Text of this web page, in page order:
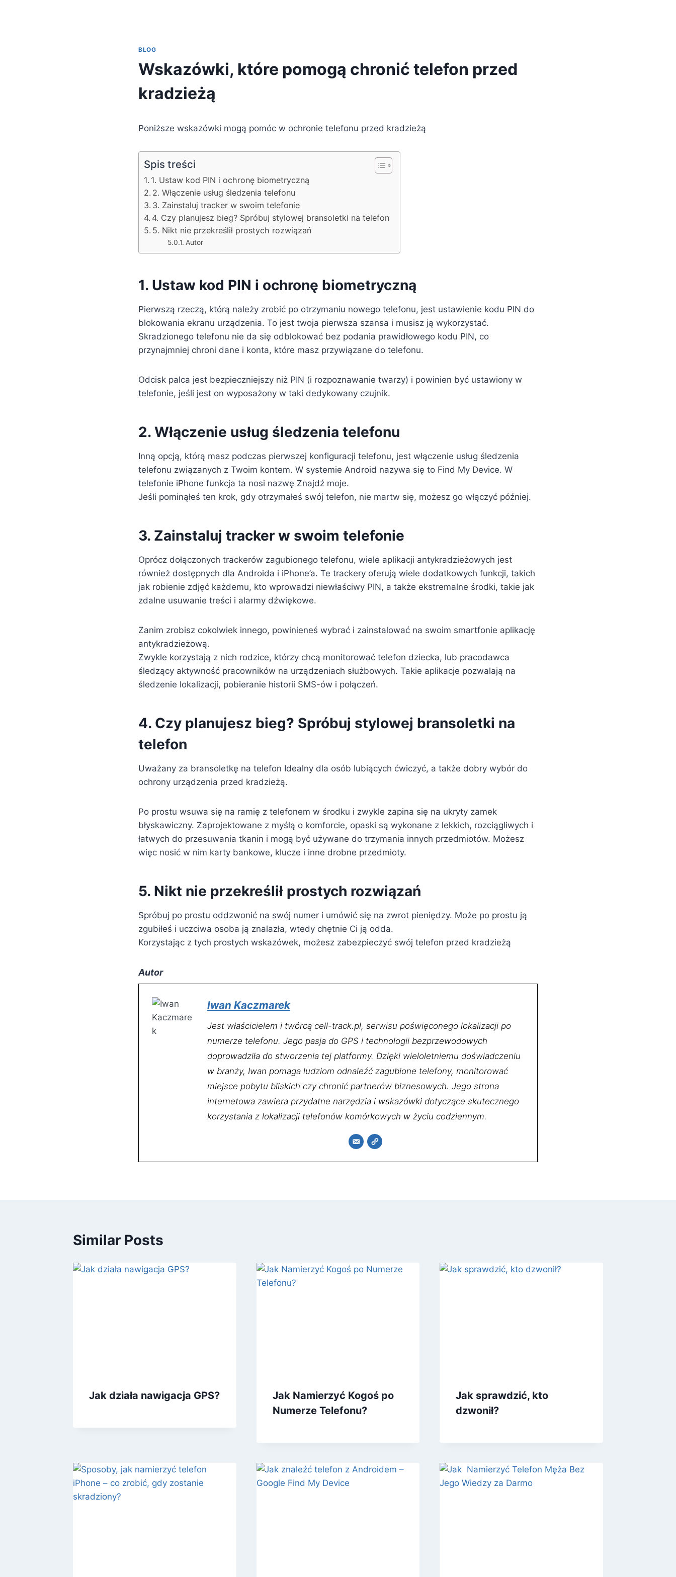
BLOG
Wskazówki, które pomogą chronić telefon przed
kradzieżą
Poniższe wskazówki mogą pomóc w ochronie telefonu przed kradzieżą
Spis treści
1. Ustaw kod PIN i ochronę biometryczną
2. Włączenie usług śledzenia telefonu
3. Zainstaluj tracker w swoim telefonie
4. Czy planujesz bieg? Spróbuj stylowej bransoletki na telefon
5. Nikt nie przekreślił prostych rozwiązań
Autor
1. Ustaw kod PIN i ochronę biometryczną
Pierwszą rzeczą, którą należy zrobić po otrzymaniu nowego telefonu, jest ustawienie kodu PIN do
blokowania ekranu urządzenia. To jest twoja pierwsza szansa i musisz ją wykorzystać.
Skradzionego telefonu nie da się odblokować bez podania prawidłowego kodu PIN, co
przynajmniej chroni dane i konta, które masz przywiązane do telefonu.
Odcisk palca jest bezpieczniejszy niż PIN (i rozpoznawanie twarzy) i powinien być ustawiony w
telefonie, jeśli jest on wyposażony w taki dedykowany czujnik.
2. Włączenie usług śledzenia telefonu
Inną opcją, którą masz podczas pierwszej konfiguracji telefonu, jest włączenie usług śledzenia
telefonu związanych z Twoim kontem. W systemie Android nazywa się to Find My Device. W
telefonie iPhone funkcja ta nosi nazwę Znajdź moje.
Jeśli pominąłeś ten krok, gdy otrzymałeś swój telefon, nie martw się, możesz go włączyć później.
3. Zainstaluj tracker w swoim telefonie
Oprócz dołączonych trackerów zagubionego telefonu, wiele aplikacji antykradzieżowych jest
również dostępnych dla Androida i iPhone’a. Te trackery oferują wiele dodatkowych funkcji, takich
jak robienie zdjęć każdemu, kto wprowadzi niewłaściwy PIN, a także ekstremalne środki, takie jak
zdalne usuwanie treści i alarmy dźwiękowe.
Zanim zrobisz cokolwiek innego, powinieneś wybrać i zainstalować na swoim smartfonie aplikację
antykradzieżową.
Zwykle korzystają z nich rodzice, którzy chcą monitorować telefon dziecka, lub pracodawca
śledzący aktywność pracowników na urządzeniach służbowych. Takie aplikacje pozwalają na
śledzenie lokalizacji, pobieranie historii SMS-ów i połączeń.
4. Czy planujesz bieg? Spróbuj stylowej bransoletki na
telefon
Uważany za bransoletkę na telefon Idealny dla osób lubiących ćwiczyć, a także dobry wybór do
ochrony urządzenia przed kradzieżą.
Po prostu wsuwa się na ramię z telefonem w środku i zwykle zapina się na ukryty zamek
błyskawiczny. Zaprojektowane z myślą o komforcie, opaski są wykonane z lekkich, rozciągliwych i
łatwych do przesuwania tkanin i mogą być używane do trzymania innych przedmiotów. Możesz
więc nosić w nim karty bankowe, klucze i inne drobne przedmioty.
5. Nikt nie przekreślił prostych rozwiązań
Spróbuj po prostu oddzwonić na swój numer i umówić się na zwrot pieniędzy. Może po prostu ją
zgubiłeś i uczciwa osoba ją znalazła, wtedy chętnie Ci ją odda.
Korzystając z tych prostych wskazówek, możesz zabezpieczyć swój telefon przed kradzieżą
Autor
Iwan Kaczmarek
Jest właścicielem i twórcą cell-track.pl, serwisu poświęconego lokalizacji po
numerze telefonu. Jego pasja do GPS i technologii bezprzewodowych
doprowadziła do stworzenia tej platformy. Dzięki wieloletniemu doświadczeniu
w branży, Iwan pomaga ludziom odnaleźć zagubione telefony, monitorować
miejsce pobytu bliskich czy chronić partnerów biznesowych. Jego strona
internetowa zawiera przydatne narzędzia i wskazówki dotyczące skutecznego
korzystania z lokalizacji telefonów komórkowych w życiu codziennym.
Similar Posts
Jak działa nawigacja GPS?
Jak Namierzyć Kogoś po
Numerze Telefonu?
Jak sprawdzić, kto
dzwonił?